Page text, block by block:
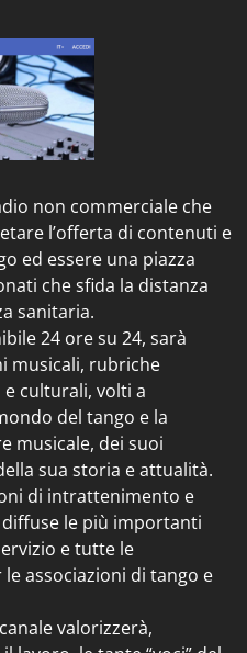
non commerciale che
l’offerta di contenuti e
ed essere una piazza
che sfida la distanza
sanitaria.
24 ore su 24, sarà
musicali, rubriche
culturali, volti a
del tango e la
musicale, dei suoi
sua storia e attualità.
di intrattenimento e
le più importanti
e tutte le
associazioni di tango e
valorizzerà,